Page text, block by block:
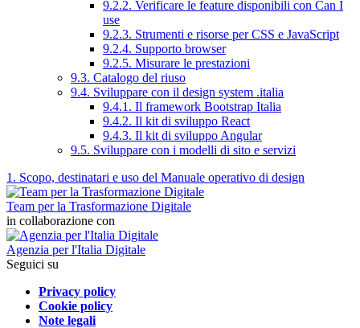
9.2.2. Verificare le feature disponibili con Can I
use
9.2.3. Strumenti e risorse per CSS e JavaScript
9.2.4. Supporto browser
9.2.5. Misurare le prestazioni
9.3. Catalogo del riuso
9.4. Sviluppare con il design system .italia
9.4.1. Il framework Bootstrap Italia
9.4.2. Il kit di sviluppo React
9.4.3. Il kit di sviluppo Angular
9.5. Sviluppare con i modelli di sito e servizi
1. Scopo, destinatari e uso del Manuale operativo di design
Team per la Trasformazione Digitale
in collaborazione con
Agenzia per l'Italia Digitale
Seguici su
Privacy policy
Cookie policy
Note legali